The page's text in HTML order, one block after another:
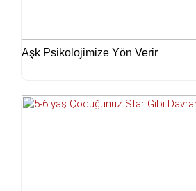
Aşk Psikolojimize Yön Verir